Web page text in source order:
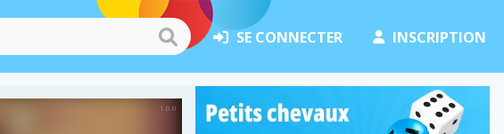
SE CONNECTER INSCRIPTION